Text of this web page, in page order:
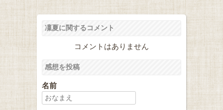
凜夏に関するコメント
コメントはありません
感想を投稿
名前